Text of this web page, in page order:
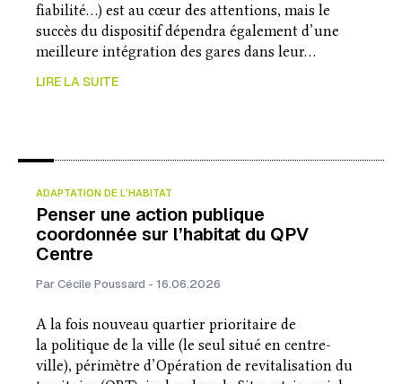
fiabilité…) est au cœur des attentions, mais le
succès du dispositif dépendra également d’une
meilleure intégration des gares dans leur…
LIRE LA SUITE
ADAPTATION DE L’HABITAT
Penser une action publique
coordonnée sur l’habitat du QPV
Centre
Par Cécile Poussard - 16.06.2026
A la fois nouveau quartier prioritaire de
la politique de la ville (le seul situé en centre-
ville), périmètre d’Opération de revitalisation du